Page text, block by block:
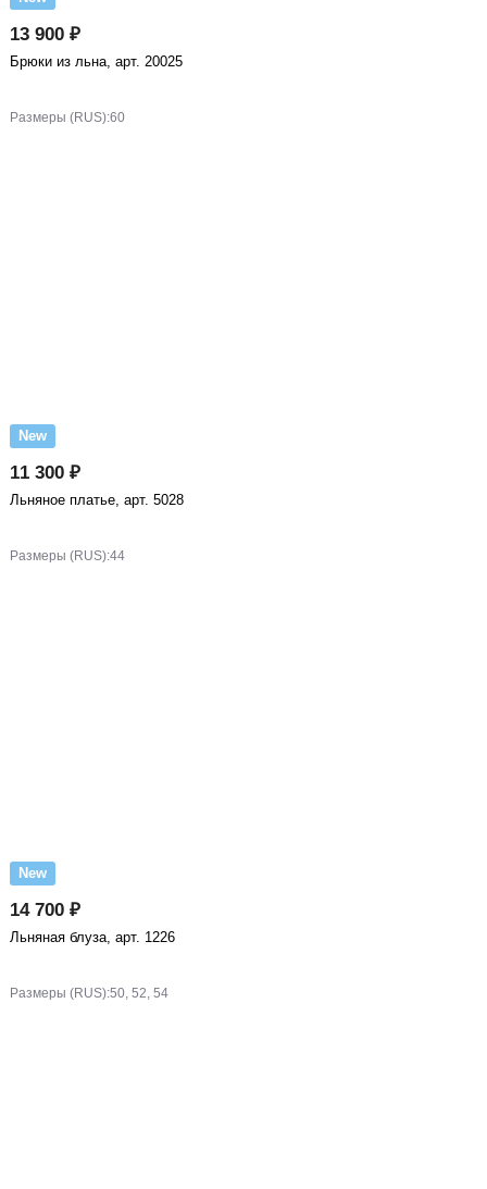
13 900 ₽
Брюки из льна, арт. 20025
Размеры (RUS):60
New
11 300 ₽
Льняное платье, арт. 5028
Размеры (RUS):44
New
14 700 ₽
Льняная блуза, арт. 1226
Размеры (RUS):50, 52, 54